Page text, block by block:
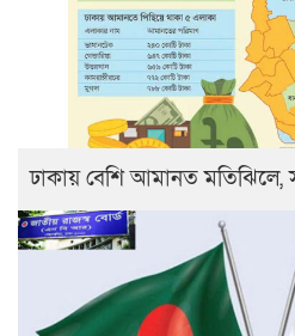
ঢাকায় বেশি আমানত মতিঝিলে,